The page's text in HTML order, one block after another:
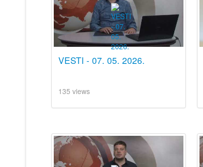
VESTI - 07. 05. 2026.
135 views